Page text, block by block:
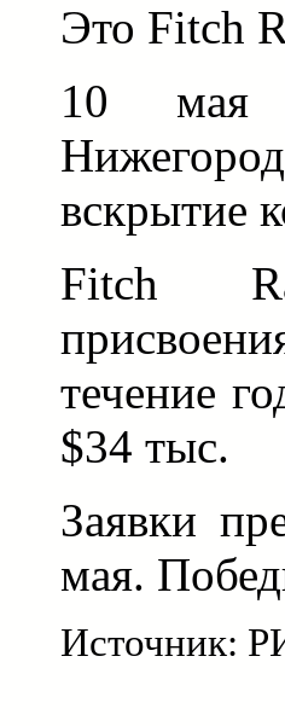
Это Fitch
10 мая
вскрытие
Fitch
течение
$34 тыс.
Заявки
мая.
Источник: